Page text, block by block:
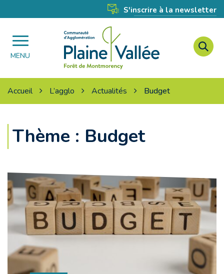
S'inscrire à la newsletter
MENU
Agglomération
Plaine
Vallée
Accueil L’agglo Actualités Budget
Thème : Budget